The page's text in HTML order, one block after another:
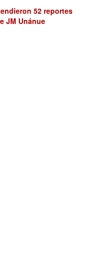
52 reportes
JM Unánue